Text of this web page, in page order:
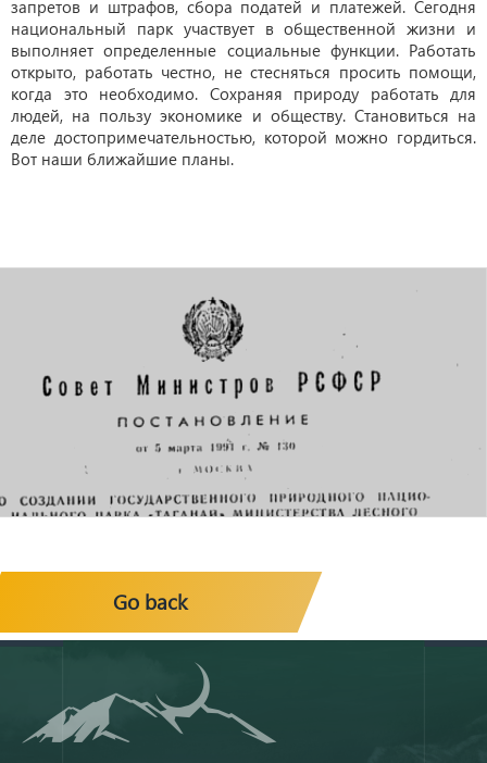
запретов и штрафов, сбора податей и платежей. Сегодня
национальный парк участвует в общественной жизни и
выполняет определенные социальные функции. Работать
открыто, работать честно, не стесняться просить помощи,
когда это необходимо. Сохраняя природу работать для
людей, на пользу экономике и обществу. Становиться на
деле достопримечательностью, которой можно гордиться.
Вот наши ближайшие планы.
Go back